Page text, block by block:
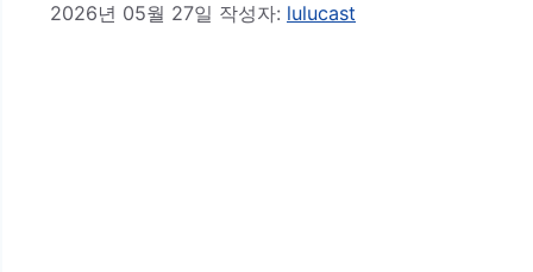
2026년 05월 27일 작성자: lulucast